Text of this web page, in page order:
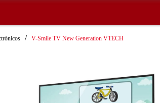
V-Smile TV New Generation VTECH